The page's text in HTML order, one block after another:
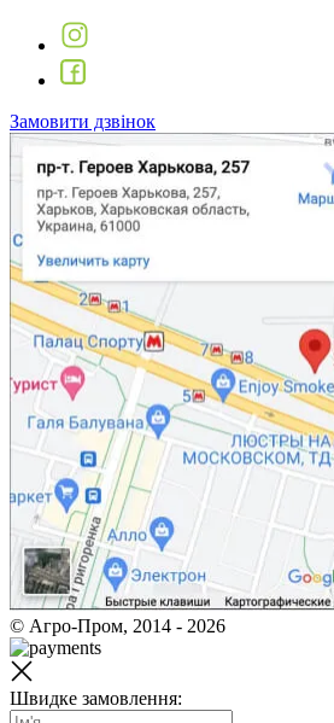
Замовити дзвінок
© Агро-Пром, 2014 - 2026
Швидке замовлення: